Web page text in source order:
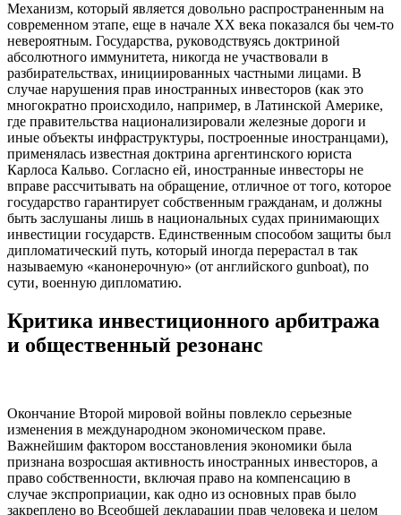
Механизм, который является довольно распространенным на
современном этапе, еще в начале XX века показался бы чем-то
невероятным. Государства, руководствуясь доктриной
абсолютного иммунитета, никогда не участвовали в
разбирательствах, инициированных частными лицами. В
случае нарушения прав иностранных инвесторов (как это
многократно происходило, например, в Латинской Америке,
где правительства национализировали железные дороги и
иные объекты инфраструктуры, построенные иностранцами),
применялась известная доктрина аргентинского юриста
Карлоса Кальво. Согласно ей, иностранные инвесторы не
вправе рассчитывать на обращение, отличное от того, которое
государство гарантирует собственным гражданам, и должны
быть заслушаны лишь в национальных судах принимающих
инвестиции государств. Единственным способом защиты был
дипломатический путь, который иногда перерастал в так
называемую «канонерочную» (от английского gunboat), по
сути, военную дипломатию.
Критика инвестиционного арбитража
и общественный резонанс
Окончание Второй мировой войны повлекло серьезные
изменения в международном экономическом праве.
Важнейшим фактором восстановления экономики была
признана возросшая активность иностранных инвесторов, а
право собственности, включая право на компенсацию в
случае экспроприации, как одно из основных прав было
закреплено во Всеобщей декларации прав человека и целом